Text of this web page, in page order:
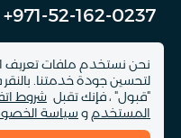
نحن نستخدم ملفات تعريف
لتحسين جودة خدمتنا. بالنقر
"قبول" ، فإنك تقبل شروط
المستخدم و سياسة
+971-52-162-0237